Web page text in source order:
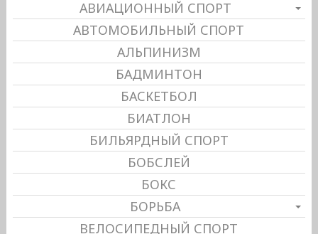
АВИАЦИОННЫЙ СПОРТ
АВТОМОБИЛЬНЫЙ СПОРТ
АЛЬПИНИЗМ
БАДМИНТОН
БАСКЕТБОЛ
БИАТЛОН
БИЛЬЯРДНЫЙ СПОРТ
БОБСЛЕЙ
БОКС
БОРЬБА
ВЕЛОСИПЕДНЫЙ СПОРТ